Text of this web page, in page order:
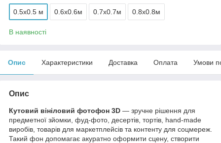
0.5x0.5 м 0.6х0.6м 0.7х0.7м 0.8х0.8м
В наявності
Опис Характеристики Доставка Оплата Умови
Опис
Кутовий вініловий фотофон 3D — зручне рішення для
предметної зйомки, фуд-фото, десертів, тортів, hand-made
виробів, товарів для маркетплейсів та контенту для соцмереж.
Такий фон допомагає акуратно оформити сцену, створити